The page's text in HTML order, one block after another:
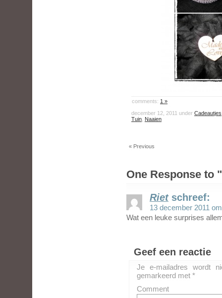
comments: 1 »
december 12, 2011 under Cadeautjes
Tuin Naaien
« Previous
One Response to "
Riet schreef:
13 december 2011
Wat een leuke surprises
Geef een reactie
Je e-mailadres wordt
gemarkeerd met *
Comment